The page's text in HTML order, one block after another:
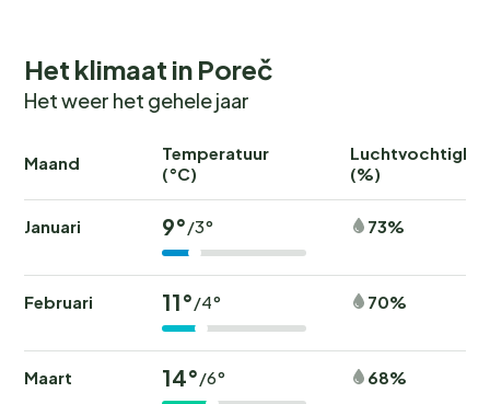
Het klimaat in Poreč
Het weer het gehele jaar
Maand
Temperatuur
(°C)
(%)
Januari 9°/3° 73%
Februari 11°/4° 70%
Maart 14°/6° 68%